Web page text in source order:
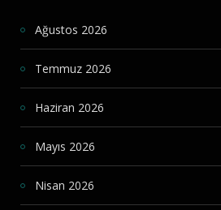
Ağustos 2026
Temmuz 2026
Haziran 2026
Mayıs 2026
Nisan 2026